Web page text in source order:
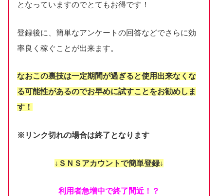
となっていますのでとてもお得です！
登録後に、簡単なアンケートの回答などでさらに効
率良く稼ぐことが出来ます。
なおこの裏技は一定期間が過ぎると使用出来なくな
る可能性があるのでお早めに試すことをお勧めしま
す！
※リンク切れの場合は終了となります
↓ＳＮＳアカウントで簡単登録↓
利用者急増中で終了間近！？